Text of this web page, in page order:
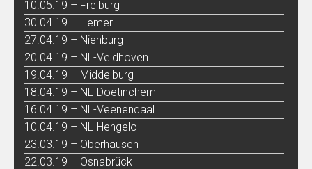
10.05.19 – Freiburg
30.04.19 – Hemer
27.04.19 – Nienburg
20.04.19 – NL-Veldhoven
19.04.19 – Middelburg
18.04.19 – NL-Doetinchem
16.04.19 – NL-Veenendaal
10.04.19 – NL-Hengelo
23.03.19 – Oberhausen
22.03.19 – Osnabrück